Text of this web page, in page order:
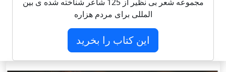
المللی برای مردم هزاره
این کتاب را بخرید